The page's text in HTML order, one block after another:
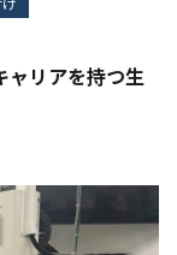
ャリアを持つ生